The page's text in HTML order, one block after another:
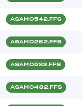
ASAM0542.FFS
ASAM0282.FFS
ASAM0522.FFS
ASAM0482.FFS